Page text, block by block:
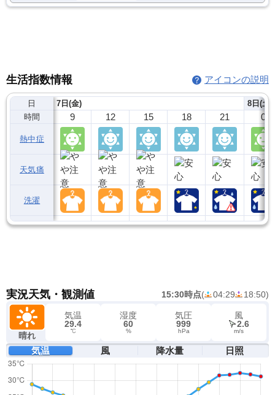
生活指数情報 アイコンの説明
日
時間
熱中症
天気痛
洗濯
7日(金)
9 12 15 18 21
8日(土)
0
実況天気・観測値 15:30時点( 04:29 18:50)
晴れ
気温
29.4
℃
湿度
60
%
気圧
999
hPa
風
2.6
m/s
気温 風 降水量 日照